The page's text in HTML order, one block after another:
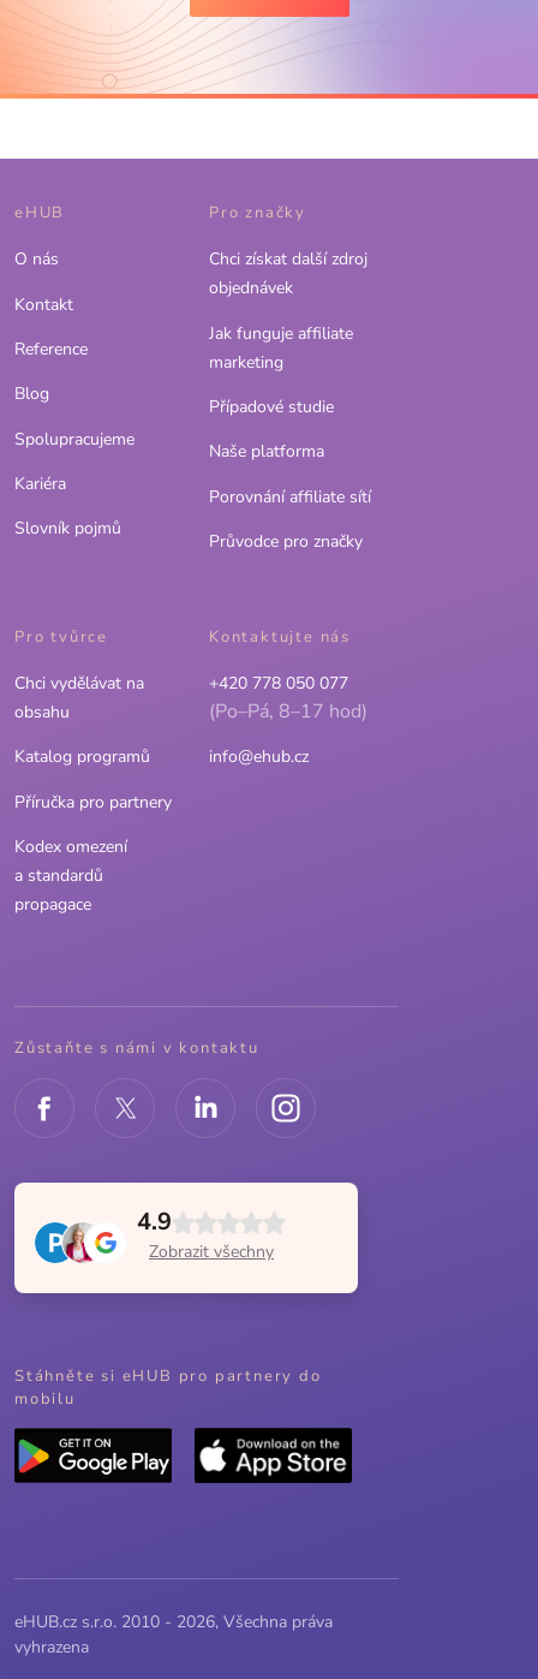
eHUB
O nás
Kontakt
Reference
Blog
Spolupracujeme
Kariéra
Slovník pojmů
Pro značky
Chci získat další zdroj
objednávek
Jak funguje affiliate
marketing
Případové studie
Naše platforma
Porovnání affiliate sítí
Průvodce pro značky
Pro tvůrce
Chci vydělávat na
obsahu
Katalog programů
Příručka pro partnery
Kodex omezení
a standardů
propagace
Kontaktujte nás
+420 778 050 077
(Po–Pá, 8–17 hod)
info@ehub.cz
Zůstaňte s námi v kontaktu
4.9
Zobrazit všechny
Stáhněte si eHUB pro partnery do
mobilu
eHUB.cz s.r.o. 2010 - 2026, Všechna práva
vyhrazena